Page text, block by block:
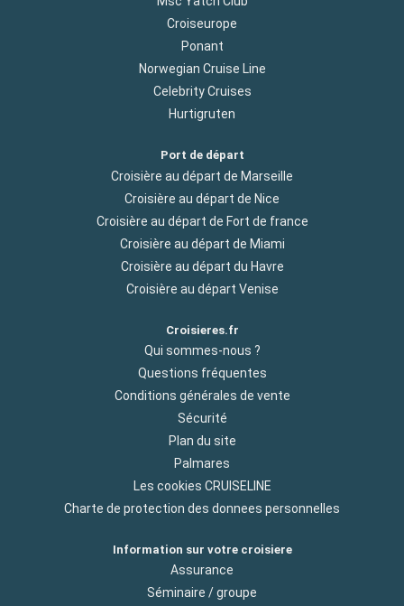
Croiseurope
Ponant
Norwegian Cruise Line
Celebrity Cruises
Hurtigruten
Port de départ
Croisière au départ de Marseille
Croisière au départ de Nice
Croisière au départ de Fort de france
Croisière au départ de Miami
Croisière au départ du Havre
Croisière au départ Venise
Croisieres.fr
Qui sommes-nous ?
Questions fréquentes
Conditions générales de vente
Sécurité
Plan du site
Palmares
Les cookies CRUISELINE
Charte de protection des donnees personnelles
Information sur votre croisiere
Assurance
Séminaire / groupe